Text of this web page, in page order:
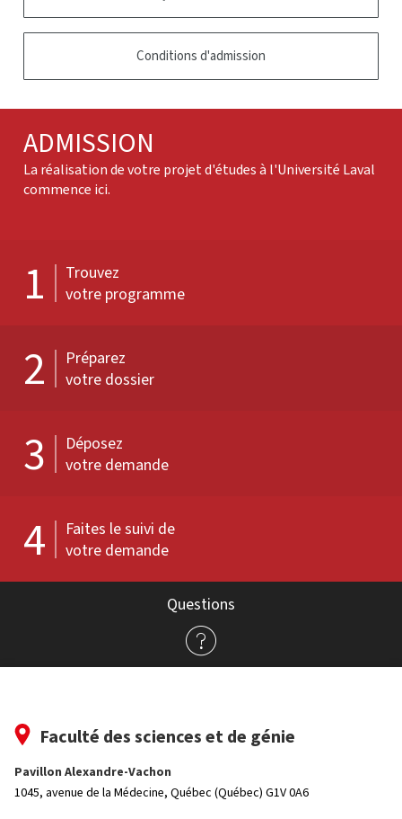
Conditions d'admission
ADMISSION
La réalisation de votre projet d'études à l'Université Laval
commence ici.
1
Trouvez
votre programme
2
Préparez
votre dossier
3
Déposez
votre demande
4
Faites le suivi de
votre demande
Questions
Faculté des sciences et de génie
Pavillon Alexandre-Vachon
1045, avenue de la Médecine, Québec (Québec) G1V 0A6